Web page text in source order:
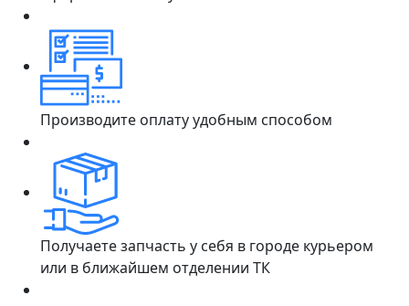
Производите оплату удобным способом
Получаете запчасть у себя в городе курьером
или в ближайшем отделении ТК